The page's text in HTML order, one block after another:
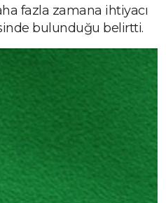
fazla zamana ihtiyacı
bulunduğu belirtti.